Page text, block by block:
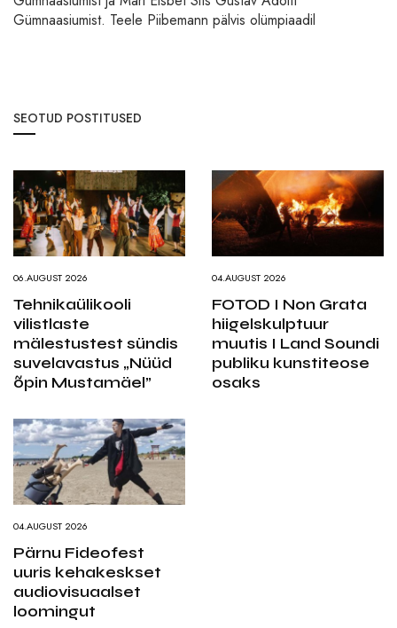
Gümnaasiumist. Teele Piibemann pälvis olümpiaadil
SEOTUD POSTITUSED
06.AUGUST 2026
Tehnikaülikooli
vilistlaste
mälestustest sündis
suvelavastus „Nüüd
õpin Mustamäel”
04.AUGUST 2026
FOTOD I Non Grata
hiigelskulptuur
muutis I Land Soundi
publiku kunstiteose
osaks
04.AUGUST 2026
Pärnu Fideofest
uuris kehakeskset
audiovisuaalset
loomingut